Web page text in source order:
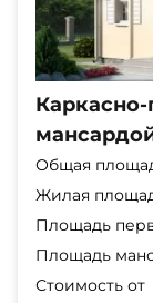
Общая
Жилая
Площадь
Площадь
Стоимость от